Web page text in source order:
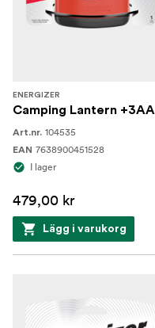
ENERGIZER
Camping Lantern +3AA
Art.nr. 104535
EAN 7638900451528
I lager
479,00 kr
Lägg i varukorg